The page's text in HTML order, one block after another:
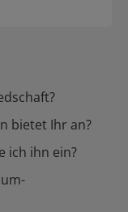
bietet Ihr an?
ich ihn ein?